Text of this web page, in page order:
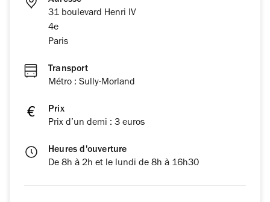
31 boulevard Henri IV
4e
Paris
Transport
Métro : Sully-Morland
Prix
Prix d’un demi : 3 euros
Heures d'ouverture
De 8h à 2h et le lundi de 8h à 16h30